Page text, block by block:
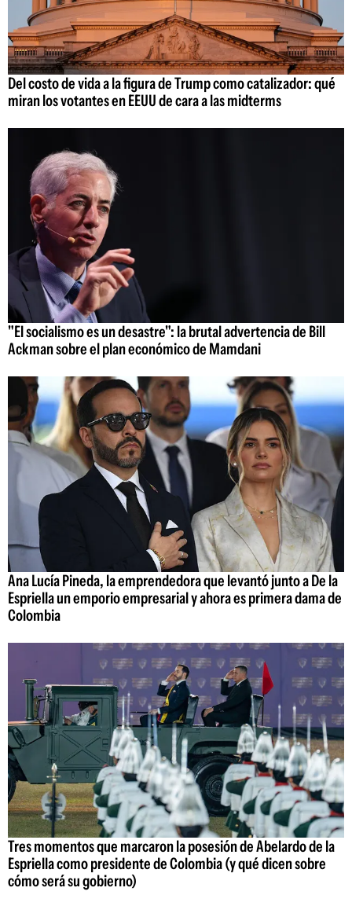
Del costo de vida a la figura de Trump como catalizador: qué
miran los votantes en EEUU de cara a las midterms
"El socialismo es un desastre": la brutal advertencia de Bill
Ackman sobre el plan económico de Mamdani
Ana Lucía Pineda, la emprendedora que levantó junto a De la
Espriella un emporio empresarial y ahora es primera dama de
Colombia
Tres momentos que marcaron la posesión de Abelardo de la
Espriella como presidente de Colombia (y qué dicen sobre
cómo será su gobierno)